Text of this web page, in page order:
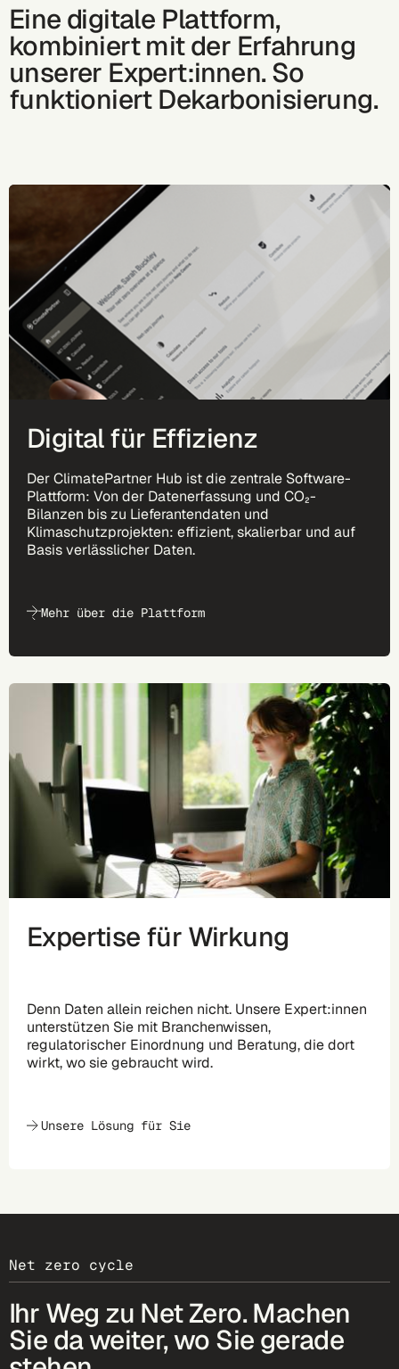
Eine digitale Plattform,
kombiniert mit der Erfahrung
unserer Expert:innen. So
funktioniert Dekarbonisierung.
Digital für Effizienz
Der ClimatePartner Hub ist die zentrale Software-
Plattform: Von der Datenerfassung und CO₂-
Bilanzen bis zu Lieferantendaten und
Klimaschutzprojekten: effizient, skalierbar und auf
Basis verlässlicher Daten.
Mehr über die Plattform
Expertise für Wirkung
Denn Daten allein reichen nicht. Unsere Expert:innen
unterstützen Sie mit Branchenwissen,
regulatorischer Einordnung und Beratung, die dort
wirkt, wo sie gebraucht wird.
Unsere Lösung für Sie
Net zero cycle
Ihr Weg zu Net Zero. Machen
Sie da weiter, wo Sie gerade